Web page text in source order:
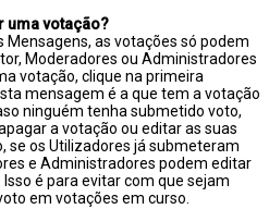
uma votação?
Mensagens, as votações só podem
Moderadores ou Administradores
votação, clique na primeira
mensagem é a que tem a votação
ninguém tenha submetido voto,
a votação ou editar as suas
se os Utilizadores já submeteram
e Administradores podem editar
é para evitar com que sejam
em votações em curso.